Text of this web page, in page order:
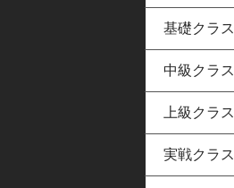
基礎クラス
中級クラス
上級クラス
実戦クラス